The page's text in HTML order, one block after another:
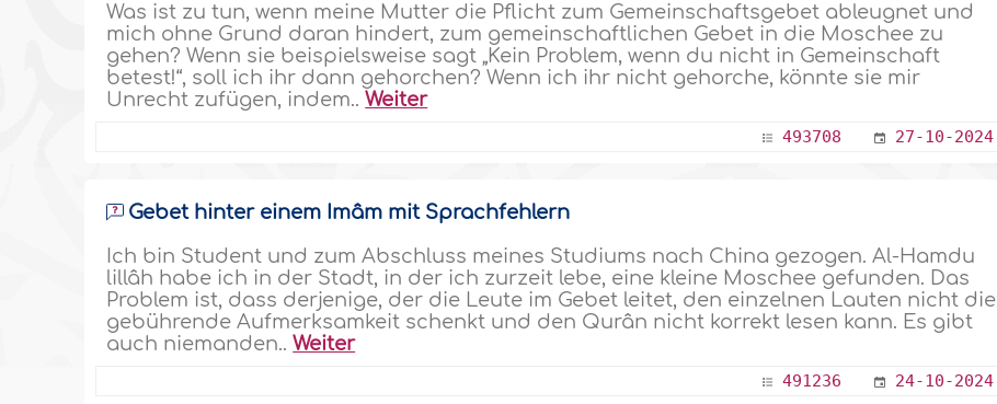
Was ist zu tun, wenn meine Mutter die Pflicht zum Gemeinschaftsgebet ableugnet und
mich ohne Grund daran hindert, zum gemeinschaftlichen Gebet in die Moschee zu
gehen? Wenn sie beispielsweise sagt „Kein Problem, wenn du nicht in Gemeinschaft
betest!“, soll ich ihr dann gehorchen? Wenn ich ihr nicht gehorche, könnte sie mir
Unrecht zufügen, indem..Weiter
493708 27-10-2024
Gebet hinter einem Imâm mit Sprachfehlern
Ich bin Student und zum Abschluss meines Studiums nach China gezogen. Al-Hamdu
lillâh habe ich in der Stadt, in der ich zurzeit lebe, eine kleine Moschee gefunden. Das
Problem ist, dass derjenige, der die Leute im Gebet leitet, den einzelnen Lauten nicht die
gebührende Aufmerksamkeit schenkt und den Qurân nicht korrekt lesen kann. Es gibt
auch niemanden..Weiter
491236 24-10-2024